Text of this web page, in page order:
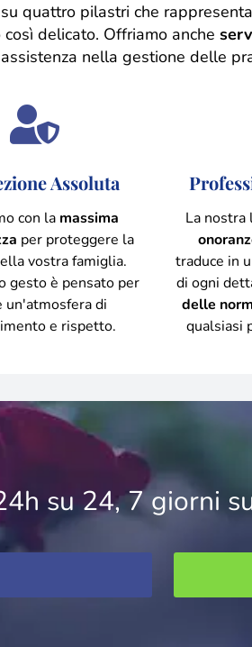
quattro pilastri che
delicato. Offriamo anche
nella gestione delle
Assoluta
con la massima
per proteggere la
vostra famiglia.
gesto è pensato per
un'atmosfera di
e rispetto.
La nostra
traduce in
di ogni
delle
qualsiasi
su 24, 7 giorni